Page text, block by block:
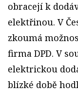
obracejí k
elektřinou. V
zkoumá
firma DPD. V
elektrickou
blízké době